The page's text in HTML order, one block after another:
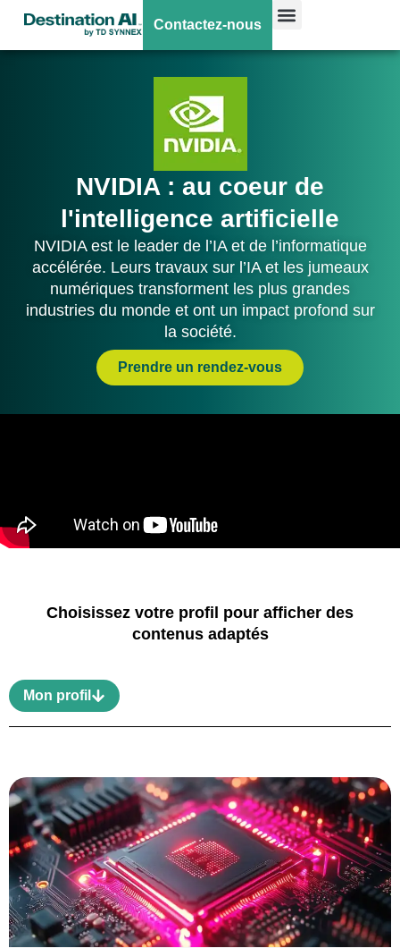
Contactez-nous
NVIDIA : au coeur de
l'intelligence artificielle
NVIDIA est le leader de l’IA et de l’informatique
accélérée. Leurs travaux sur l’IA et les jumeaux
numériques transforment les plus grandes
industries du monde et ont un impact profond sur
la société.
Prendre un rendez-vous
Choisissez votre profil pour afficher des
contenus adaptés
Mon profil